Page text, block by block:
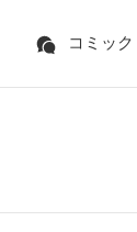
コミック